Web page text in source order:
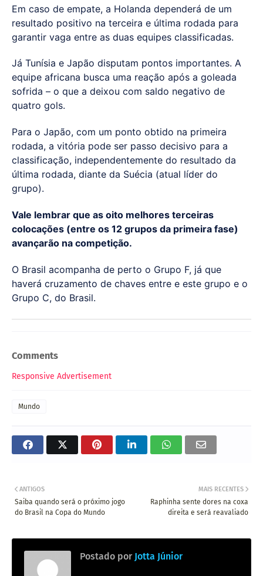
Em caso de empate, a Holanda dependerá de um
resultado positivo na terceira e última rodada para
garantir vaga entre as duas equipes classificadas.
Já Tunísia e Japão disputam pontos importantes. A
equipe africana busca uma reação após a goleada
sofrida – o que a deixou com saldo negativo de
quatro gols.
Para o Japão, com um ponto obtido na primeira
rodada, a vitória pode ser passo decisivo para a
classificação, independentemente do resultado da
última rodada, diante da Suécia (atual líder do
grupo).
Vale lembrar que as oito melhores terceiras
colocações (entre os 12 grupos da primeira fase)
avançarão na competição.
O Brasil acompanha de perto o Grupo F, já que
haverá cruzamento de chaves entre e este grupo e o
Grupo C, do Brasil.
Comments
Responsive Advertisement
Mundo
MAIS RECENTES
Raphinha sente dores na coxa
direita e será reavaliado
ANTIGOS
Saiba quando será o próximo jogo
do Brasil na Copa do Mundo
Postado por Jotta Júnior